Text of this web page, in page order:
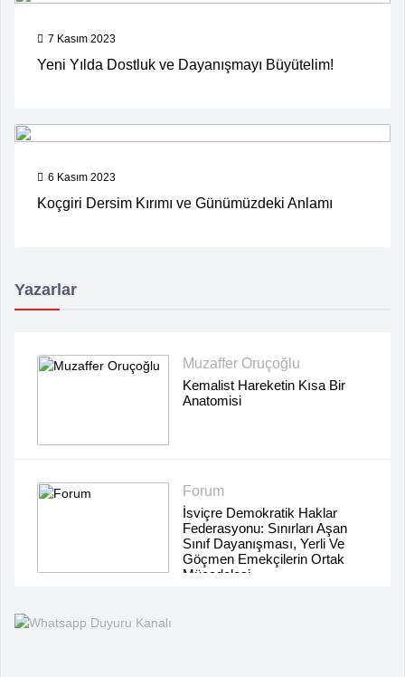
7 Kasım 2023
Yeni Yılda Dostluk ve Dayanışmayı Büyütelim!
6 Kasım 2023
Koçgiri Dersim Kırımı ve Günümüzdeki Anlamı
Yazarlar
Muzaffer Oruçoğlu
Kemalist Hareketin Kısa Bir
Anatomisi
Forum
İsviçre Demokratik Haklar
Federasyonu: Sınırları Aşan
Sınıf Dayanışması, Yerli Ve
Göçmen Emekçilerin Ortak
Mücadelesi